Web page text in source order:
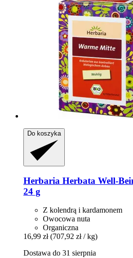
Do koszyka
Herbaria Herbata Well-​
24 g
Z kolendrą i kardamonem
Owocowa nuta
Organiczna
16,99 zł (707,92 zł / kg)
Dostawa do 31 sierpnia